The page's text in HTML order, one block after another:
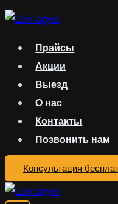
Перейти
содержимому
Прайсы
Акции
Выезд
О нас
Контакты
Позвонить нам
Консультация